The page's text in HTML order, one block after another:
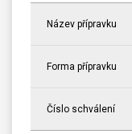
Název přípravku
Forma přípravku
Číslo schválení